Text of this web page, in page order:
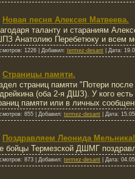
Новая песня Алексея Матвеева.
таланту и стараниям
Анатолию Перебетюку и всем
1226 Добавил: termez-desant Дата:
Страницы памяти.
страниц памяти "Потери
(оба 2-я ДШЗ). У кого
памяти или в личных
855 Добавил: termez-desant Дата:
Поздравляем Леонида Мельника!
бойцы Термезской ДШМГ
873 Добавил: termez-desant Дата: